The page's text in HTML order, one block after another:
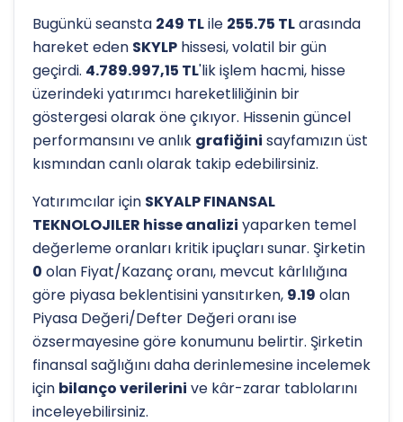
Bugünkü seansta 249 TLile 255.75 TLarasında
hareket eden SKYLP hissesi, volatil bir gün
geçirdi. 4.789.997,15 TL'lik işlem hacmi, hisse
üzerindeki yatırımcı hareketliliğinin bir
göstergesi olarak öne çıkıyor. Hissenin güncel
performansını ve anlık grafiğini sayfamızın üst
kısmından canlı olarak takip edebilirsiniz.
Yatırımcılar için SKYALP FINANSAL
TEKNOLOJILER hisse analizi yaparken temel
değerleme oranları kritik ipuçları sunar. Şirketin
0 olan Fiyat/Kazanç oranı, mevcut kârlılığına
göre piyasa beklentisini yansıtırken, 9.19 olan
Piyasa Değeri/Defter Değeri oranı ise
özsermayesine göre konumunu belirtir. Şirketin
finansal sağlığını daha derinlemesine incelemek
için bilanço verilerini ve kâr-zarar tablolarını
inceleyebilirsiniz.